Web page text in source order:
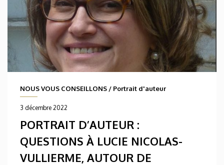
NOUS VOUS CONSEILLONS / Portrait d'auteur
3 décembre 2022
PORTRAIT D’AUTEUR :
QUESTIONS À LUCIE NICOLAS-
VULLIERME, AUTOUR DE